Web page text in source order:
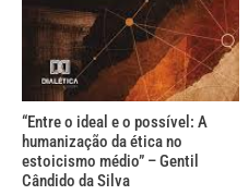
“Entre o ideal e o possível: A
humanização da ética no
estoicismo médio” – Gentil
Cândido da Silva